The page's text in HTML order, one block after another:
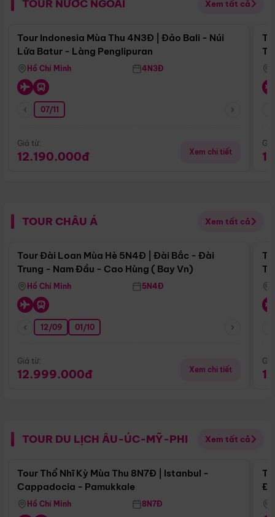
TOUR NƯỚC NGOÀI Xem tất cả
Điểm nổi bật
Tour Indonesia Mùa Thu 4N3Đ | Đảo Bali - Núi
Lửa Batur - Làng Penglipuran
Hồ Chí Minh 4N3Đ
07/11
Giá từ:
12.190.000đ Xem chi tiết
TOUR CHÂU Á Xem tất cả
Điểm nổi bật
Tour Đài Loan Mùa Hè 5N4Đ | Đài Bắc - Đài
Trung - Nam Đầu - Cao Hùng ( Bay Vn)
Hồ Chí Minh 5N4Đ
12/09 01/10
Giá từ:
12.999.000đ Xem chi tiết
TOUR DU LỊCH ÂU-ÚC-MỸ-PHI Xem tất cả
Điểm nổi bật
Tour Thổ Nhĩ Kỳ Mùa Thu 8N7Đ | Istanbul -
Cappadocia - Pamukkale
Hồ Chí Minh 8N7Đ